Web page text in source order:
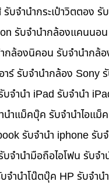
รับจำนำกระเป๋าวิตตอง รั
รับจำนำกล้องแคนนอน
กล้องนิคอน รับจำนำกล้
าร์ รับจำนำกล้อง Sony
บจำนำ iPad รับจำนำ
ำแม็คบุ๊ค รับจำนำไอแม็
รับจำนำ iphone รับ
จำนำมือถือไอโฟน รับจ
จำนำโน๊ตบุ๊ค HP รับจำ